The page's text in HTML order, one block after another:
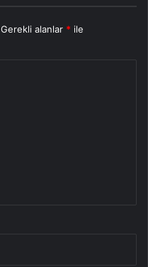
Gerekli alanlar * ile